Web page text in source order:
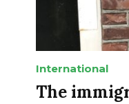
International
The